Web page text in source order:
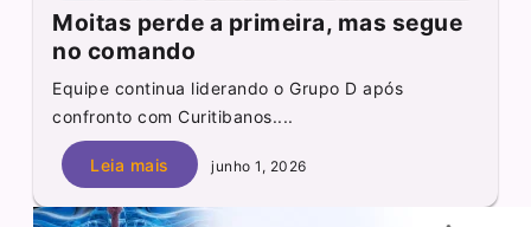
Moitas perde a primeira, mas segue
no comando
Equipe continua liderando o Grupo D após
confronto com Curitibanos....
Leia mais junho 1, 2026